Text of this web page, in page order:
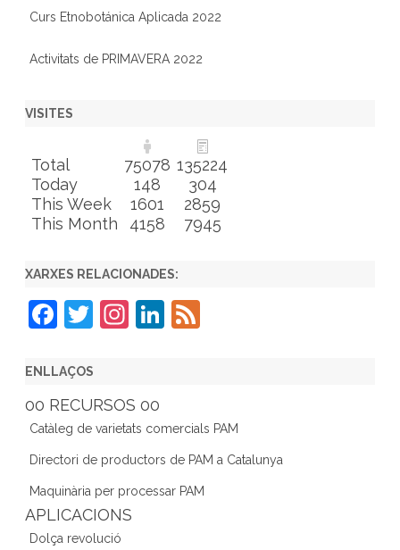
Curs Etnobotánica Aplicada 2022
Activitats de PRIMAVERA 2022
VISITES
Total 75078 135224
Today
148
304
This Week
1601
2859
This Month
4158 7945
XARXES RELACIONADES:
F
c
e
b
o
o
k
T
er
In
gr
a
m
Li
dI
n
ENLLAÇOS
00 RECURSOS 00
Catàleg de varietats comercials PAM
Directori de productors de PAM a Catalunya
Maquinària per processar PAM
APLICACIONS
Dolça revolució